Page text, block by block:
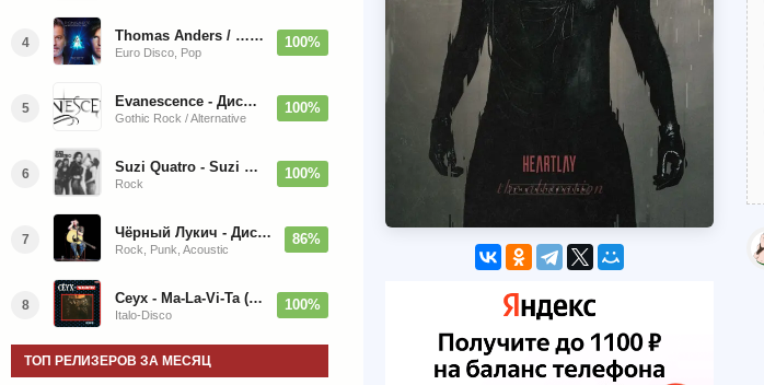
4 Thomas Anders / … Sings Modern Talking: The Best hi-res
Euro Disco, Pop
100%
5 Evanescence - Дискография (1998-2026)
Gothic Rock / Alternative
100%
6 Suzi Quatro - Suzi Quatro (Bonus Tracks, Remaster) 1973/2022
Rock
100%
7 Чёрный Лукич - Дискография (1987-2014)
Rock, Punk, Acoustic
86%
8 Ceyx - Ma-La-Vi-Ta (12'' Maxi-Single)
Italo-Disco
100%
ТОП РЕЛИЗЕРОВ ЗА МЕСЯЦ